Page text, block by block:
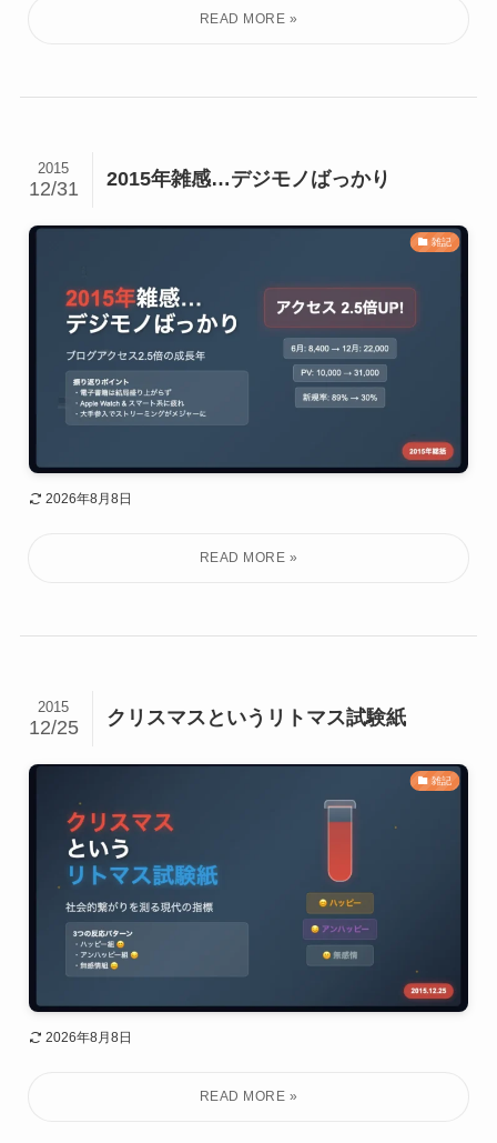
2015年雑感…デジモノばっかり
2015
12/31
雑記
2026年8月8日
クリスマスというリトマス試験紙
2015
12/25
雑記
2026年8月8日